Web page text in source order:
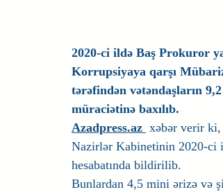
2020-ci ildə Baş Prokuror
Korrupsiyaya qarşı
tərəfindən vətəndaşların
müraciətinə baxılıb.
Azadpress.az xəbər verir ki,
Nazirlər Kabinetinin 2020-ci
hesabatında bildirilib.
Bunlardan 4,5 mini ərizə və